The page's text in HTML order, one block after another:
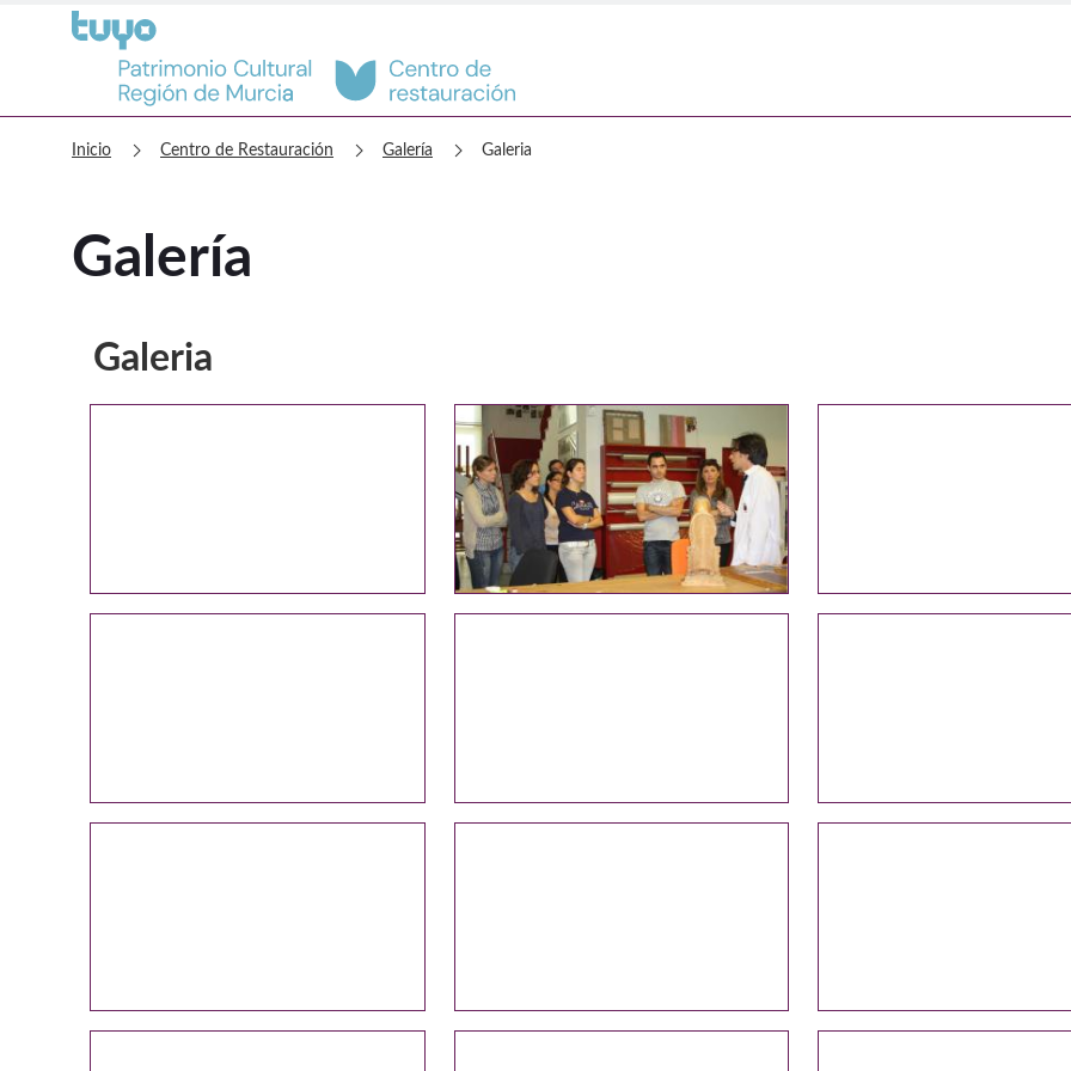
Centro de Restauración Galería
Inicio chevron_right Centro de Restauración chevron_right Galería chevron_right Galeria
Galería
Galeria